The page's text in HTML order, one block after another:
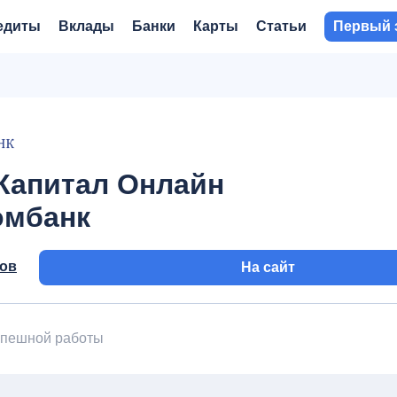
Вклады Банки Карты Статьи Первый
Онлайн
На сайт
работы